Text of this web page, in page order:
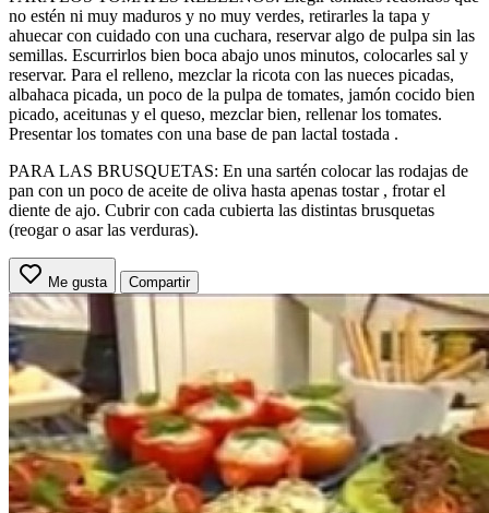
no estén ni muy maduros y no muy verdes, retirarles la tapa y
ahuecar con cuidado con una cuchara, reservar algo de pulpa sin las
semillas. Escurrirlos bien boca abajo unos minutos, colocarles sal y
reservar. Para el relleno, mezclar la ricota con las nueces picadas,
albahaca picada, un poco de la pulpa de tomates, jamón cocido bien
picado, aceitunas y el queso, mezclar bien, rellenar los tomates.
Presentar los tomates con una base de pan lactal tostada .
PARA LAS BRUSQUETAS: En una sartén colocar las rodajas de
pan con un poco de aceite de oliva hasta apenas tostar , frotar el
diente de ajo. Cubrir con cada cubierta las distintas brusquetas
(reogar o asar las verduras).
Me gusta Compartir